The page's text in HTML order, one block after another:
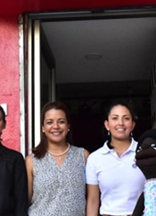
anteriores
anterioridad a la
debe
públicos de
de realización del
Se
con el
de archivos en
envío de archivos
iniciales